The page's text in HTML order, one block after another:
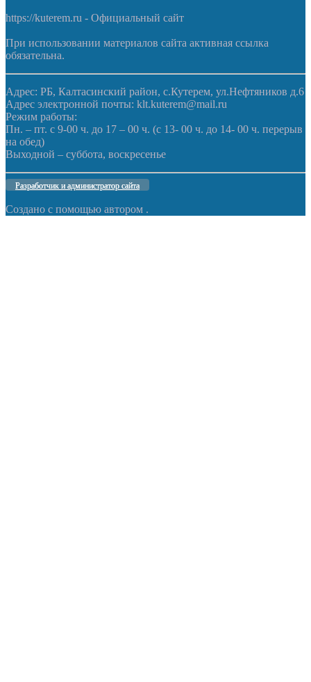
https://kuterem.ru - Официальный сайт
При использовании материалов сайта активная ссылка
обязательна.
Адрес: РБ, Калтасинский район, с.Кутерем, ул.Нефтяников д.6
Адрес электронной почты: klt.kuterem@mail.ru
Режим работы:
Пн. – пт. с 9-00 ч. до 17 – 00 ч. (с 13- 00 ч. до 14- 00 ч. перерыв
на обед)
Выходной – суббота, воскресенье
Разработчик и администратор сайта
Создано с помощью автором .